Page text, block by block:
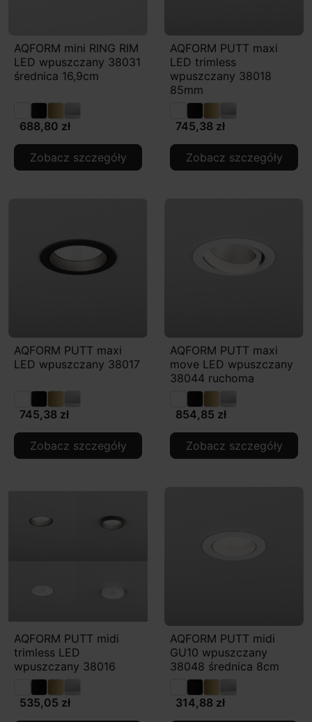
AQFORM mini RING RIM
LED wpuszczany 38031
średnica 16,9cm
688,80 zł
Zobacz szczegóły
AQFORM PUTT maxi
LED trimless
wpuszczany 38018
85mm
745,38 zł
Zobacz szczegóły
AQFORM PUTT maxi
LED wpuszczany 38017
745,38 zł
Zobacz szczegóły
AQFORM PUTT maxi
move LED wpuszczany
38044 ruchoma
854,85 zł
Zobacz szczegóły
AQFORM PUTT midi
trimless LED
wpuszczany 38016
535,05 zł
AQFORM PUTT midi
GU10 wpuszczany
38048 średnica 8cm
314,88 zł